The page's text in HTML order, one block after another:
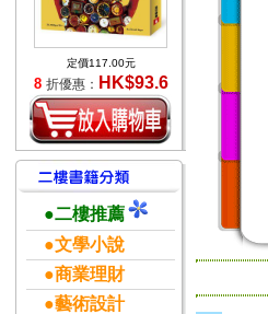
定價117.00元
8 折優惠： HK$93.6
●二樓推薦
●文學小說
●商業理財
●藝術設計